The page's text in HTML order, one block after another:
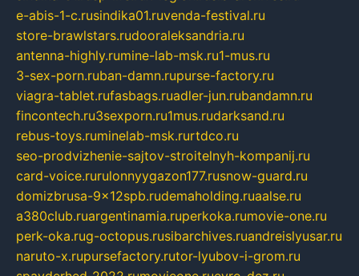
e-abis-1-c.rusindika01.ruvenda-festival.ru
store-brawlstars.rudooraleksandria.ru
antenna-highly.rumine-lab-msk.ru1-mus.ru
3-sex-porn.ruban-damn.rupurse-factory.ru
viagra-tablet.rufasbags.ruadler-jun.rubandamn.ru
fincontech.ru3sexporn.ru1mus.rudarksand.ru
rebus-toys.ruminelab-msk.rurtdco.ru
seo-prodvizhenie-sajtov-stroitelnyh-kompanij.ru
card-voice.rurulonnyygazon177.rusnow-guard.ru
domizbrusa-9x12spb.rudemaholding.ruaalse.ru
a380club.ruargentinamia.ruperkoka.rumovie-one.ru
perk-oka.rug-octopus.rusibarchives.ruandreislyusar.ru
naruto-x.rupursefactory.rutor-lyubov-i-grom.ru